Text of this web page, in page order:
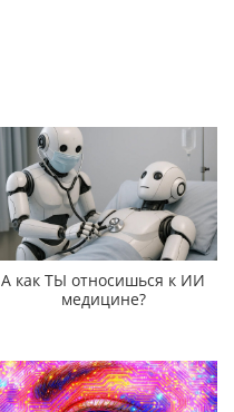
А как ТЫ относишься к ИИ
медицине?